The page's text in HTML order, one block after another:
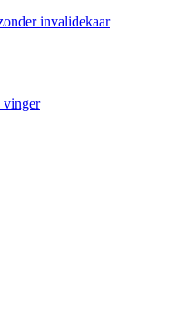
invalidekaar
vinger